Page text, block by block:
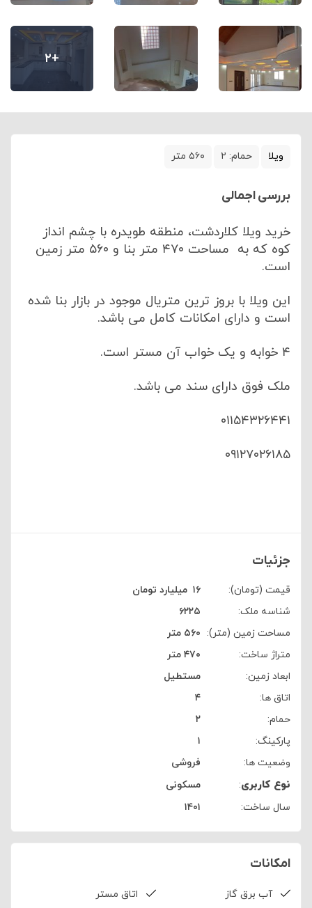
+۲
ویلا حمام: ۲ ۵۶۰ متر
بررسی اجمالی
خرید ویلا کلاردشت، منطقه طویدره با چشم انداز
کوه که به مساحت ۴۷۰ متر بنا و ۵۶۰ متر زمین
است.
این ویلا با بروز ترین متریال موجود در بازار بنا شده
است و دارای امکانات کامل می باشد.
۴ خوابه و یک خواب آن مستر است.
ملک فوق دارای سند می باشد.
۰۱۱۵۴۳۲۶۴۴۱
۰۹۱۲۷۰۲۶۱۸۵
جزئیات
قیمت (تومان): ۱۶ ‌ ‍ ‌‌‌‌میلیارد تومان
شناسه ملک:
۶۲۲۵
مساحت زمین (متر): ۵۶۰ متر
متراژ ساخت:
۴۷۰ متر
ابعاد زمین:
مستطیل
اتاق ها:
۴
حمام:
۲
پارکینگ:
۱
وضعیت ها:
فروشی
نوع کاربری:
مسکونی
سال ساخت:
۱۴۰۱
امکانات
آب برق گاز اتاق مستر